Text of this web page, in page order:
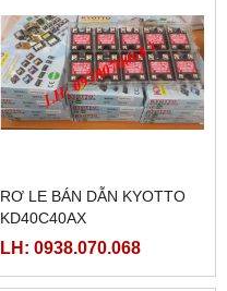
RƠ LE BÁN DẪN KYOTTO
KD40C40AX
LH: 0938.070.068